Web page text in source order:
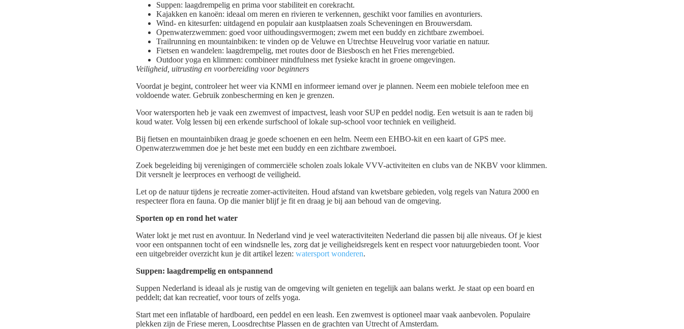
Suppen: laagdrempelig en prima voor stabiliteit en corekracht.
Kajakken en kanoën: ideaal om meren en rivieren te verkennen, geschikt voor families en avonturiers.
Wind- en kitesurfen: uitdagend en populair aan kustplaatsen zoals Scheveningen en Brouwersdam.
Openwaterzwemmen: goed voor uithoudingsvermogen; zwem met een buddy en zichtbare zwemboei.
Trailrunning en mountainbiken: te vinden op de Veluwe en Utrechtse Heuvelrug voor variatie en natuur.
Fietsen en wandelen: laagdrempelig, met routes door de Biesbosch en het Fries merengebied.
Outdoor yoga en klimmen: combineer mindfulness met fysieke kracht in groene omgevingen.
Veiligheid, uitrusting en voorbereiding voor beginners
Voordat je begint, controleer het weer via KNMI en informeer iemand over je plannen. Neem een mobiele telefoon mee en
voldoende water. Gebruik zonbescherming en ken je grenzen.
Voor watersporten heb je vaak een zwemvest of impactvest, leash voor SUP en peddel nodig. Een wetsuit is aan te raden bij
koud water. Volg lessen bij een erkende surfschool of lokale sup-school voor techniek en veiligheid.
Bij fietsen en mountainbiken draag je goede schoenen en een helm. Neem een EHBO-kit en een kaart of GPS mee.
Openwaterzwemmen doe je het beste met een buddy en een zichtbare zwemboei.
Zoek begeleiding bij verenigingen of commerciële scholen zoals lokale VVV-activiteiten en clubs van de NKBV voor klimmen.
Dit versnelt je leerproces en verhoogt de veiligheid.
Let op de natuur tijdens je recreatie zomer-activiteiten. Houd afstand van kwetsbare gebieden, volg regels van Natura 2000 en
respecteer flora en fauna. Op die manier blijf je fit en draag je bij aan behoud van de omgeving.
Sporten op en rond het water
Water lokt je met rust en avontuur. In Nederland vind je veel wateractiviteiten Nederland die passen bij alle niveaus. Of je kiest
voor een ontspannen tocht of een windsnelle les, zorg dat je veiligheidsregels kent en respect voor natuurgebieden toont. Voor
een uitgebreider overzicht kun je dit artikel lezen: watersport wonderen.
Suppen: laagdrempelig en ontspannend
Suppen Nederland is ideaal als je rustig van de omgeving wilt genieten en tegelijk aan balans werkt. Je staat op een board en
peddelt; dat kan recreatief, voor tours of zelfs yoga.
Start met een inflatable of hardboard, een peddel en een leash. Een zwemvest is optioneel maar vaak aanbevolen. Populaire
plekken zijn de Friese meren, Loosdrechtse Plassen en de grachten van Utrecht of Amsterdam.